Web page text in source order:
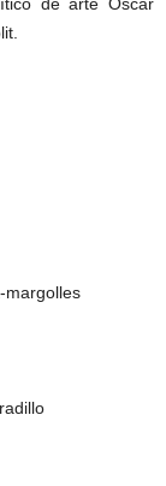
margolles